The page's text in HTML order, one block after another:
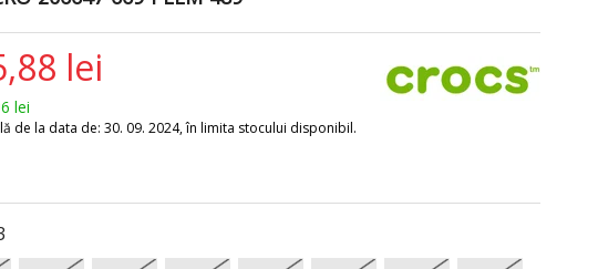
lei
lei
de la data de: 30. 09. 2024, în limita stocului disponibil.